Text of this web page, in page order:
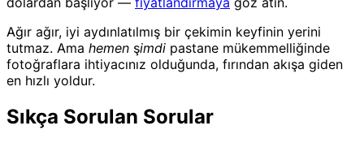
Ağır ağır, iyi aydınlatılmış bir çekimin keyfinin yerini
tutmaz. Ama hemen şimdi pastane mükemmelliğinde
fotoğraflara ihtiyacınız olduğunda, fırından akışa giden
en hızlı yoldur.
Sıkça Sorulan Sorular